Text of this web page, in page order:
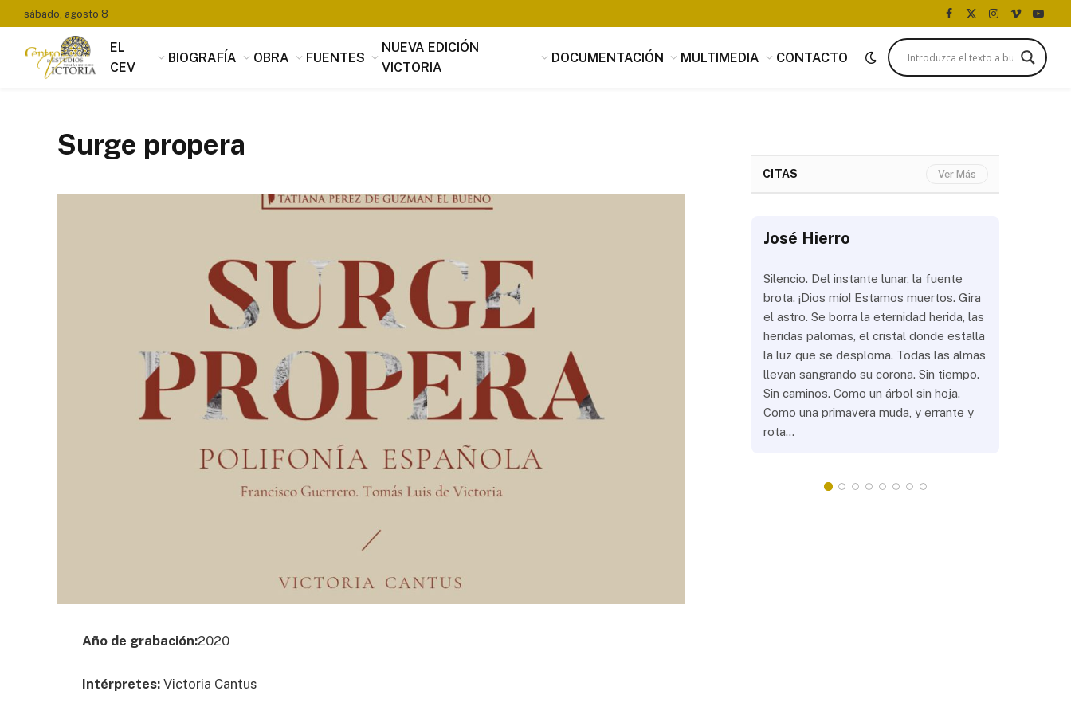
sábado, agosto 8
Facebook
X
(Twitter)
Instagram
Vimeo
EL
CEV
BIOGRAFÍA OBRA FUENTES
NUEVA EDICIÓN
VICTORIA
DOCUMENTACIÓN MULTIMEDIA CONTACTO
Surge propera
Año de grabación:2020
Intérpretes: Victoria Cantus
CITAS Ver Más
Si alguien buscara utilidad, nada es más
útil que la música, que penetrando con
suavidad en los corazones a través del
provecho, no sólo al alma sino también
al cuerpo.
José Hierro
Silencio. Del instante lunar, la fuente
brota. ¡Dios mío! Estamos muertos. Gira
el astro. Se borra la eternidad herida, las
heridas palomas, el cristal donde estalla
la luz que se desploma. Todas las almas
llevan sangrando su corona. Sin tiempo.
Sin caminos. Como un árbol sin hoja.
Como una primavera muda, y errante y
rota…